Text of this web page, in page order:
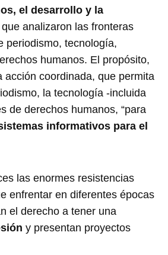
el desarrollo y la
que analizaron las fronteras
periodismo, tecnología,
humanos. El propósito,
acción coordinada, que permita
la tecnología -incluida
de derechos humanos, “para
informativos para el
las enormes resistencias
enfrentar en diferentes épocas
el derecho a tener una
y presentan proyectos